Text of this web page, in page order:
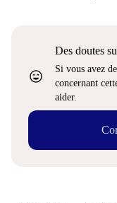
sentiment_very_satisfied
Des doutes
Si vous avez
concernant
aider.